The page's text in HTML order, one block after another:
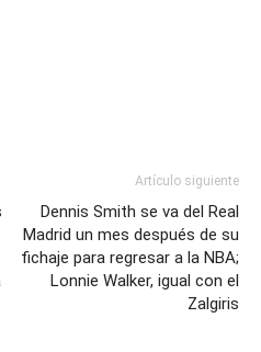
Artículo siguiente
Dennis Smith se va del Real
Madrid un mes después de su
fichaje para regresar a la NBA;
Lonnie Walker, igual con el
Zalgiris